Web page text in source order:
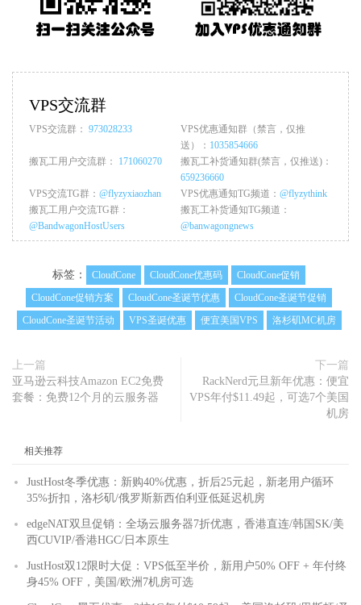
VPS交流群
VPS交流群： 973028233
VPS优惠通知群（禁言，仅推
送）： 1035854666
搬瓦工用户交流群： 171060270
搬瓦工补货通知群(禁言，仅推送)：
659236660
VPS交流TG群： @flyzyxiaozhan VPS优惠通知TG频道： @flyzythink
搬瓦工用户交流TG群：
@BandwagonHostUsers
搬瓦工补货通知TG频道：
@banwagongnews
标签： CloudCone CloudCone优惠码
CloudCone促销
CloudCone促销方案
CloudCone圣诞节优惠
CloudCone圣诞节促销
CloudCone圣诞节活动
VPS圣诞优惠 便宜美国VPS 洛杉矶MC机房
上一篇
亚马逊云科技Amazon EC2免费
套餐：免费12个月的云服务器
下一篇
RackNerd元旦新年优惠：便宜
VPS年付$11.49起，可选7个美国
机房
相关推荐
JustHost冬季优惠：新购40%优惠，折后25元起，新老用户循环
35%折扣，洛杉矶/俄罗斯新西伯利亚低延迟机房
edgeNAT双旦促销：全场云服务器7折优惠，香港直连/韩国SK/美
西CUVIP/香港HGC/日本原生
JustHost双12限时大促：VPS低至半价，新用户50% OFF + 年付终
身45% OFF，美国/欧洲7机房可选